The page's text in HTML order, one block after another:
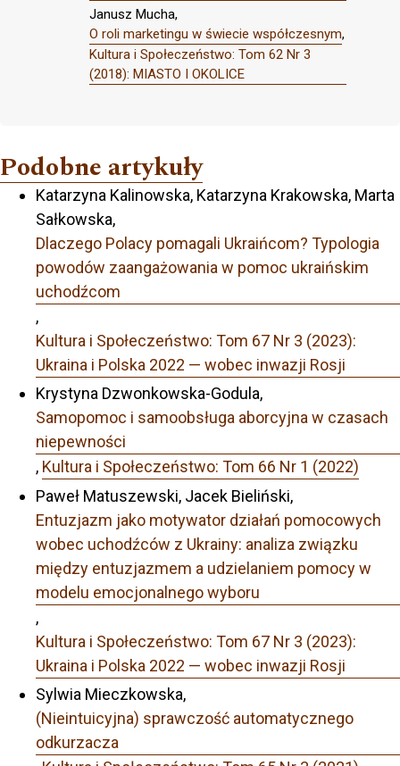
Janusz Mucha,
O roli marketingu w świecie współczesnym,
Kultura i Społeczeństwo: Tom 62 Nr 3
(2018): MIASTO I OKOLICE
Podobne artykuły
Katarzyna Kalinowska, Katarzyna Krakowska, Marta
Sałkowska,
Dlaczego Polacy pomagali Ukraińcom? Typologia
powodów zaangażowania w pomoc ukraińskim
uchodźcom
,
Kultura i Społeczeństwo: Tom 67 Nr 3 (2023):
Ukraina i Polska 2022 — wobec inwazji Rosji
Krystyna Dzwonkowska-Godula,
Samopomoc i samoobsługa aborcyjna w czasach
niepewności
, Kultura i Społeczeństwo: Tom 66 Nr 1 (2022)
Paweł Matuszewski, Jacek Bieliński,
Entuzjazm jako motywator działań pomocowych
wobec uchodźców z Ukrainy: analiza związku
między entuzjazmem a udzielaniem pomocy w
modelu emocjonalnego wyboru
,
Kultura i Społeczeństwo: Tom 67 Nr 3 (2023):
Ukraina i Polska 2022 — wobec inwazji Rosji
Sylwia Mieczkowska,
(Nieintuicyjna) sprawczość automatycznego
odkurzacza